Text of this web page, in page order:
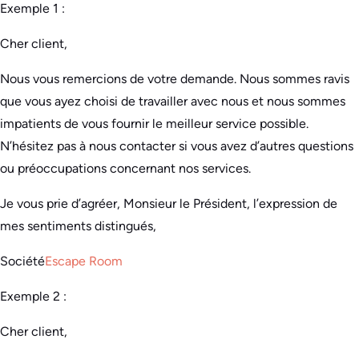
Exemple 1 :
Cher client,
Nous vous remercions de votre demande. Nous sommes ravis
que vous ayez choisi de travailler avec nous et nous sommes
impatients de vous fournir le meilleur service possible.
N’hésitez pas à nous contacter si vous avez d’autres questions
ou préoccupations concernant nos services.
Je vous prie d’agréer, Monsieur le Président, l’expression de
mes sentiments distingués,
SociétéEscape Room
Exemple 2 :
Cher client,